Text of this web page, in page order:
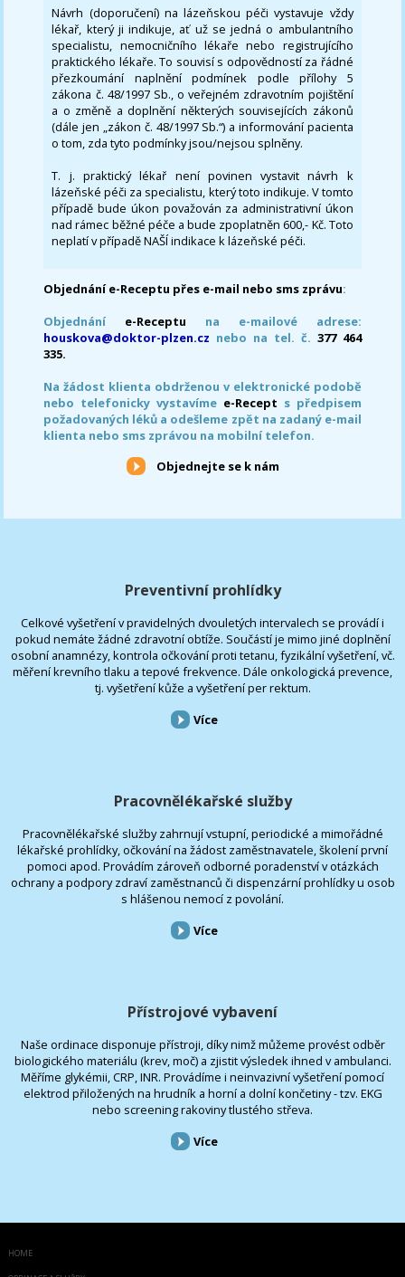
Návrh (doporučení) na lázeňskou péči vystavuje vždy
lékař, který ji indikuje, ať už se jedná o ambulantního
specialistu, nemocničního lékaře nebo registrujícího
praktického lékaře. To souvisí s odpovědností za řádné
přezkoumání naplnění podmínek podle přílohy 5
zákona č. 48/1997 Sb., o veřejném zdravotním pojištění
a o změně a doplnění některých souvisejících zákonů
(dále jen „zákon č. 48/1997 Sb.“) a informování pacienta
o tom, zda tyto podmínky jsou/nejsou splněny.
T. j. praktický lékař není povinen vystavit návrh k
lázeňské péči za specialistu, který toto indikuje. V tomto
případě bude úkon považován za administrativní úkon
nad rámec běžné péče a bude zpoplatněn 600,- Kč. Toto
neplatí v případě NAŠÍ indikace k lázeňské péči.
Objednání e-Receptu přes e-mail nebo sms zprávu:
Objednání e-Receptu na e-mailové adrese:
houskova@doktor-plzen.cz nebo na tel. č. 377 464
335.
Na žádost klienta obdrženou v elektronické podobě
nebo telefonicky vystavíme e-Recept s předpisem
požadovaných léků a odešleme zpět na zadaný e-mail
klienta nebo sms zprávou na mobilní telefon.
Objednejte se k nám
Preventivní prohlídky
Celkové vyšetření v pravidelných dvouletých intervalech se provádí i
pokud nemáte žádné zdravotní obtíže. Součástí je mimo jiné doplnění
osobní anamnézy, kontrola očkování proti tetanu, fyzikální vyšetření, vč.
měření krevního tlaku a tepové frekvence. Dále onkologická prevence,
tj. vyšetření kůže a vyšetření per rektum.
Více
Pracovnělékařské služby
Pracovnělékařské služby zahrnují vstupní, periodické a mimořádné
lékařské prohlídky, očkování na žádost zaměstnavatele, školení první
pomoci apod. Provádím zároveň odborné poradenství v otázkách
ochrany a podpory zdraví zaměstnanců či dispenzární prohlídky u osob
s hlášenou nemocí z povolání.
Více
Přístrojové vybavení
Naše ordinace disponuje přístroji, díky nimž můžeme provést odběr
biologického materiálu (krev, moč) a zjistit výsledek ihned v ambulanci.
Měříme glykémii, CRP, INR. Provádíme i neinvazivní vyšetření pomocí
elektrod přiložených na hrudník a horní a dolní končetiny - tzv. EKG
nebo screening rakoviny tlustého střeva.
Více
HOME